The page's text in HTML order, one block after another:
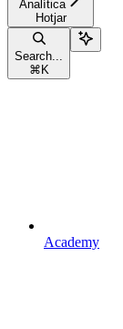
Analítica
Hotjar
Search...
⌘ K
Academy